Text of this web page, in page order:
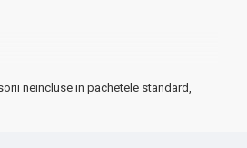
neincluse in pachetele standard,